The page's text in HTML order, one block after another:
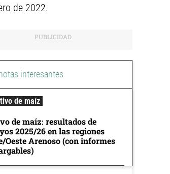
de 2022.
interesantes
de maíz
de maíz: resultados de
2025/26 en las regiones
Oeste Arenoso (con informes